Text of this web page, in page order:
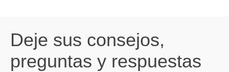
Deje sus consejos,
preguntas y respuestas